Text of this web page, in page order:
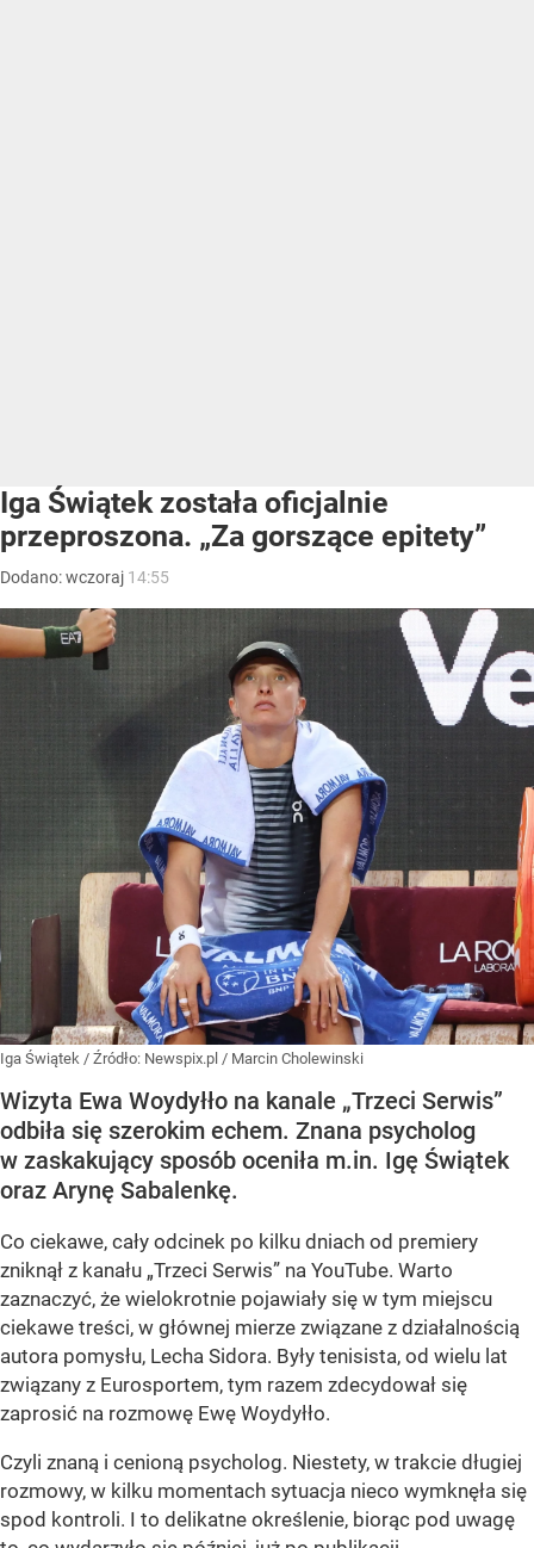
Iga Świątek została oficjalnie
przeproszona. „Za gorszące epitety”
Dodano:wczoraj 14:55
Iga Świątek / Źródło: Newspix.pl / Marcin Cholewinski
Wizyta Ewa Woydyłło na kanale „Trzeci Serwis”
odbiła się szerokim echem. Znana psycholog
w zaskakujący sposób oceniła m.in. Igę Świątek
oraz Arynę Sabalenkę.
Co ciekawe, cały odcinek po kilku dniach od premiery
zniknął z kanału „Trzeci Serwis” na YouTube. Warto
zaznaczyć, że wielokrotnie pojawiały się w tym miejscu
ciekawe treści, w głównej mierze związane z działalnością
autora pomysłu, Lecha Sidora. Były tenisista, od wielu lat
związany z Eurosportem, tym razem zdecydował się
zaprosić na rozmowę Ewę Woydyłło.
Czyli znaną i cenioną psycholog. Niestety, w trakcie długiej
rozmowy, w kilku momentach sytuacja nieco wymknęła się
spod kontroli. I to delikatne określenie, biorąc pod uwagę